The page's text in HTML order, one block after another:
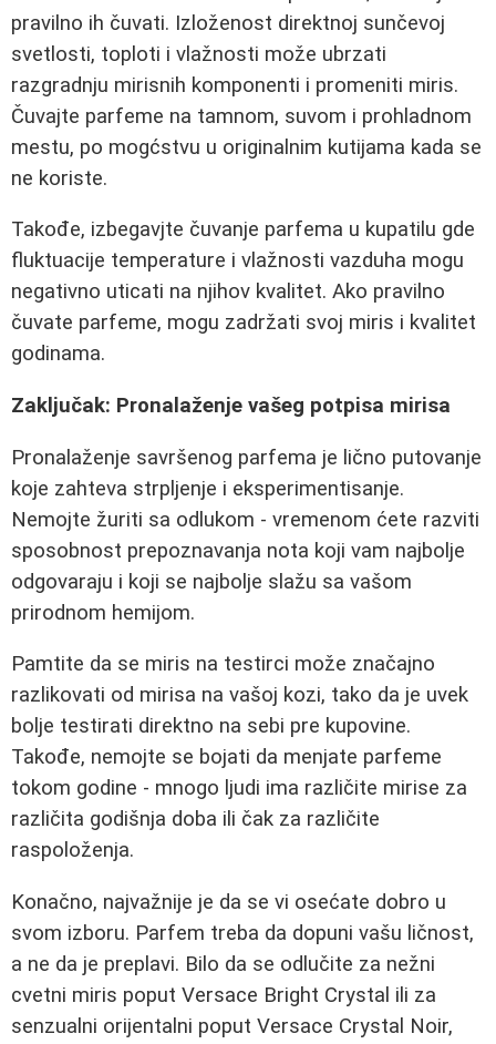
pravilno ih čuvati. Izloženost direktnoj sunčevoj
svetlosti, toploti i vlažnosti može ubrzati
razgradnju mirisnih komponenti i promeniti miris.
Čuvajte parfeme na tamnom, suvom i prohladnom
mestu, po mogćstvu u originalnim kutijama kada se
ne koriste.
Takođe, izbegavjte čuvanje parfema u kupatilu gde
fluktuacije temperature i vlažnosti vazduha mogu
negativno uticati na njihov kvalitet. Ako pravilno
čuvate parfeme, mogu zadržati svoj miris i kvalitet
godinama.
Zaključak: Pronalaženje vašeg potpisa mirisa
Pronalaženje savršenog parfema je lično putovanje
koje zahteva strpljenje i eksperimentisanje.
Nemojte žuriti sa odlukom - vremenom ćete razviti
sposobnost prepoznavanja nota koji vam najbolje
odgovaraju i koji se najbolje slažu sa vašom
prirodnom hemijom.
Pamtite da se miris na testirci može značajno
razlikovati od mirisa na vašoj kozi, tako da je uvek
bolje testirati direktno na sebi pre kupovine.
Takođe, nemojte se bojati da menjate parfeme
tokom godine - mnogo ljudi ima različite mirise za
različita godišnja doba ili čak za različite
raspoloženja.
Konačno, najvažnije je da se vi osećate dobro u
svom izboru. Parfem treba da dopuni vašu ličnost,
a ne da je preplavi. Bilo da se odlučite za nežni
cvetni miris poput Versace Bright Crystal ili za
senzualni orijentalni poput Versace Crystal Noir,